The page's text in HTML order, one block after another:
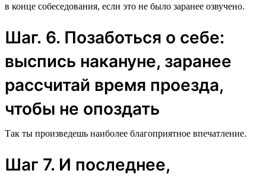
в конце собеседования, если это не было заранее озвучено.
Шаг. 6. Позаботься о себе:
выспись накануне, заранее
рассчитай время проезда,
чтобы не опоздать
Так ты произведешь наиболее благоприятное впечатление.
Шаг 7. И последнее,